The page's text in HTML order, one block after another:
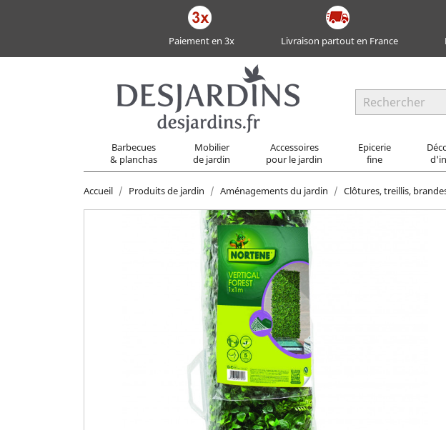
Paiement en 3x Livraison partout en France
Barbecues
& planchas
Mobilier
de jardin
Accessoires
pour le jardin
Epicerie
fine
Accueil Produits de jardin Aménagements du jardin Clôtures, treillis,